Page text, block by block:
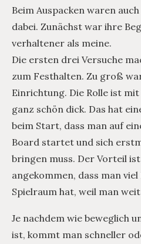
Beim Auspacken waren
dabei. Zunächst war ihre
verhaltener als meine.
Die ersten drei Versuche
zum Festhalten. Zu groß
Einrichtung. Die Rolle ist
ganz schön dick. Das hat
beim Start, dass man auf
Board startet und sich
bringen muss. Der Vorteil
angekommen, dass man
Spielraum hat, weil man
Je nachdem wie beweglich
ist, kommt man schneller